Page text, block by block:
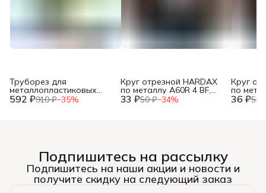
592 ₽910 ₽−35%
Труборез для
металлопластиковых
труб, до 42мм, (шт.) 33 ₽50 ₽−34%
Круг отрезной HARDAX
по металлу A60R 4 BF,
125 х 1,2 х 22 мм, (шт.) 36 ₽55
Круг
по
125 х
Подпишитесь на рассылку
Подпишитесь на наши акции и новости и
получите скидку на следующий заказ